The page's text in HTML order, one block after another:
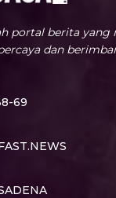
portal berita yang
dan
69